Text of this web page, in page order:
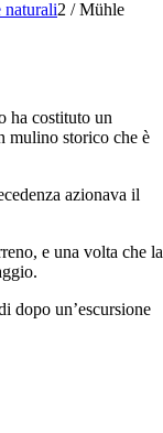
naturali2 / Mühle
ha costituto un
mulino storico che è
azionava il
e una volta che la
dopo un’escursione